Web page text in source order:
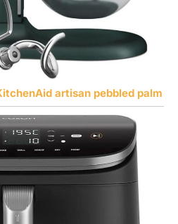
artisan pebbled palm